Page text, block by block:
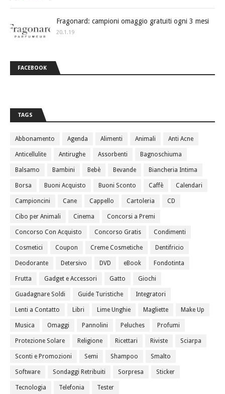
Fragonard: campioni omaggio gratuiti ogni 3 mesi
20.1.19
FACEBOOK
TAGS
Abbonamento Agenda Alimenti Animali Anti Acne
Anticellulite Antirughe Assorbenti Bagnoschiuma
Balsamo Bambini Bebè Bevande Biancheria Intima
Borsa Buoni Acquisto Buoni Sconto Caffè Calendari
Campioncini Cane Cappello Cartoleria CD
Cibo per Animali Cinema Concorsi a Premi
Concorso Con Acquisto Concorso Gratis Condimenti
Cosmetici Coupon Creme Cosmetiche Dentifricio
Deodorante Detersivo DVD eBook Fondotinta
Frutta Gadget e Accessori Gatto Giochi
Guadagnare Soldi Guide Turistiche Integratori
Lenti a Contatto Libri Lime Unghie Magliette Make Up
Musica Omaggi Pannolini Peluches Profumi
Protezione Solare Religione Ricettari Riviste Sciarpa
Sconti e Promozioni Semi Shampoo Smalto
Software Sondaggi Retribuiti Sorpresa Sticker
Tecnologia Telefonia Tester